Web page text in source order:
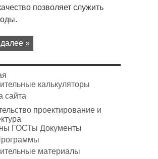
позволяет служить
»
калькуляторы
сайта
проектирование и
ГОСТы Документы
материалы